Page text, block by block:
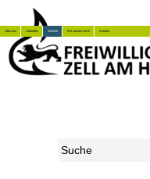
Über uns Aktuelles Technik Wir suchen Dich! Kontakt